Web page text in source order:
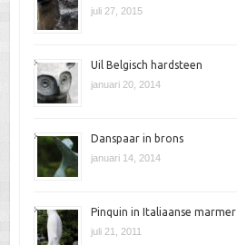
juli 27, 2015
Uil Belgisch hardsteen
januari 20, 2014
Danspaar in brons
januari 14, 2014
Pinquin in Italiaanse marmer
juli 21, 2011